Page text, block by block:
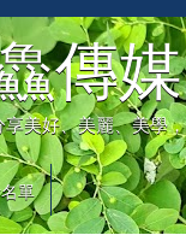
傳媒
美好、美麗、美學
單